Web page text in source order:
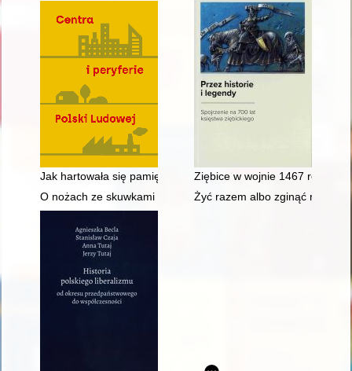
Jak hartowała się pamięć? : procesy pamięciotwórcze
Ziębice w wojnie 1467 roku
O nożach ze skuwkami w kulturze przeworskiej = Knives with
Żyć razem albo zginąć razem :